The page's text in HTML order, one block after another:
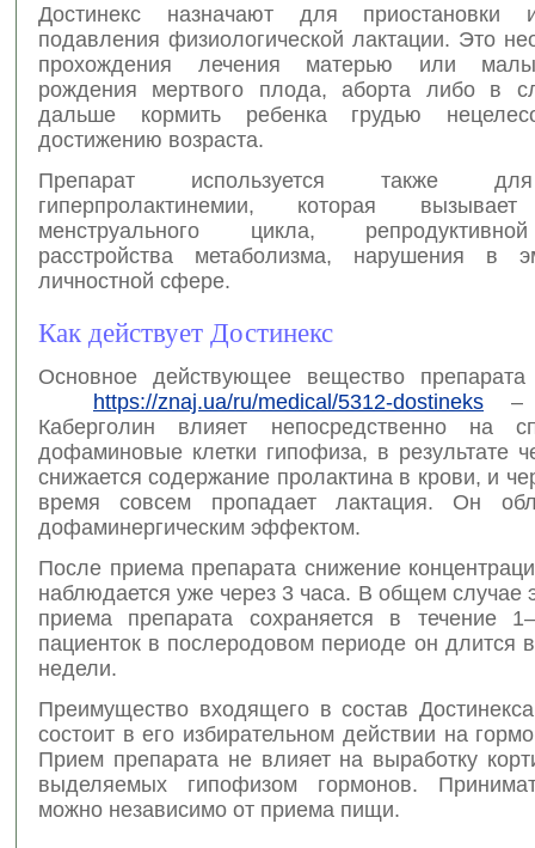
Достинекс назначают для приостановки
подавления физиологической лактации. Это
прохождения лечения матерью или
рождения мертвого плода, аборта либо в
дальше кормить ребенка грудью
достижению возраста.
Препарат используется также
гиперпролактинемии, которая
менструального цикла,
расстройства метаболизма, нарушения в
личностной сфере.
Как действует Достинекс
Основное действующее вещество
https://znaj.ua/ru/medical/5312-dostineks –
Каберголин влияет непосредственно на
дофаминовые клетки гипофиза, в результате
снижается содержание пролактина в крови, и
время совсем пропадает лактация. Он
дофаминергическим эффектом.
После приема препарата снижение
наблюдается уже через 3 часа. В общем случае
приема препарата сохраняется в течение
пациенток в послеродовом периоде он длится
недели.
Преимущество входящего в состав
состоит в его избирательном действии на
Прием препарата не влияет на выработку
выделяемых гипофизом гормонов.
можно независимо от приема пищи.